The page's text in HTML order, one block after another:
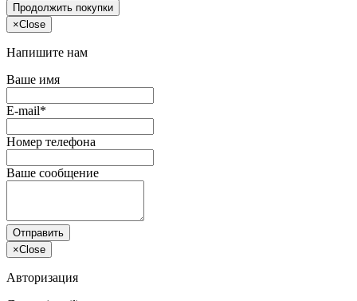
Продолжить покупки
×Close
Напишите нам
Ваше имя
E-mail*
Номер телефона
Ваше сообщение
Отправить
×Close
Авторизация